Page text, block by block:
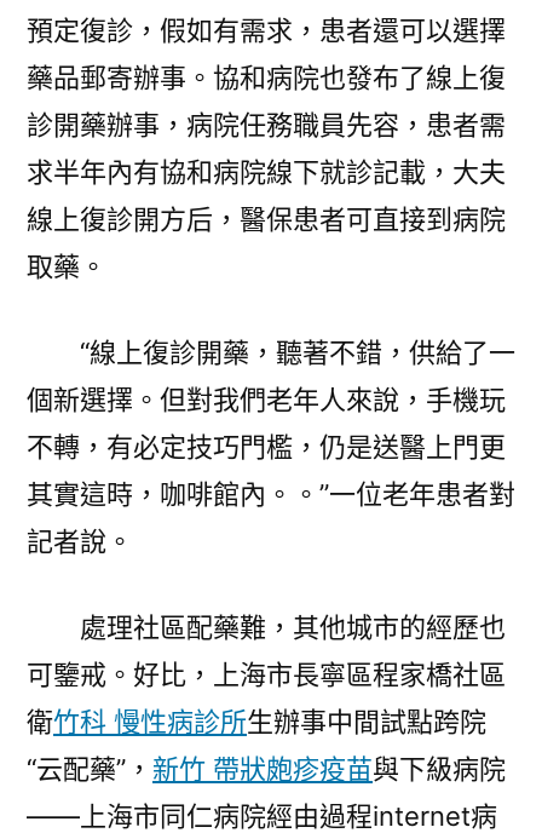
預定復診，假如有需求，患者還可以選擇
藥品郵寄辦事。協和病院也發布了線上復
診開藥辦事，病院任務職員先容，患者需
求半年內有協和病院線下就診記載，大夫
線上復診開方后，醫保患者可直接到病院
取藥。
“線上復診開藥，聽著不錯，供給了一
個新選擇。但對我們老年人來說，手機玩
不轉，有必定技巧門檻，仍是送醫上門更
其實這時，咖啡館內。。”一位老年患者對
記者說。
處理社區配藥難，其他城市的經歷也
可鑒戒。好比，上海市長寧區程家橋社區
衛竹科 慢性病診所生辦事中間試點跨院
“云配藥”， 新竹 帶狀皰疹疫苗與下級病院
——上海市同仁病院經由過程internet病